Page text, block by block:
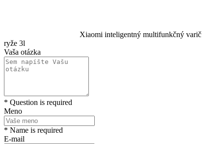
Xiaomi inteligentný multifunkčný varič
ryže 3l
Vaša otázka
* Question is required
Meno
* Name is required
E-mail